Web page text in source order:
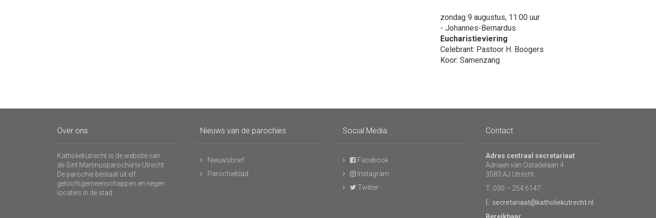
zondag 9 augustus, 11:00 uur
- Johannes-Bernardus
Eucharistieviering
Celebrant: Pastoor H. Boogers
Koor: Samenzang
Over ons
Katholiekutrecht is de website van
de Sint Martinusparochie te Utrecht.
De parochie bestaat uit elf
geloofsgemeenschappen en negen
locaties in de stad.
Nieuws van de parochies
Nieuwsbrief
Parochieblad
Social Media
Facebook
Instagram
Twitter
Contact
Adres centraal secretariaat
Adriaen van Ostadelaan 4
3583 AJ Utrecht
T: 030 – 254 6147
E: secretariaat@katholiekutrecht.nl